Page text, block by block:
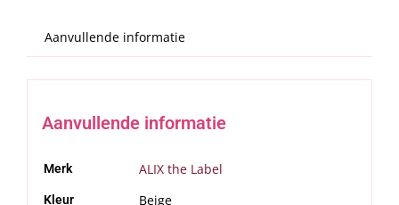
Aanvullende informatie
Aanvullende informatie
Merk ALIX the Label
Kleur Beige